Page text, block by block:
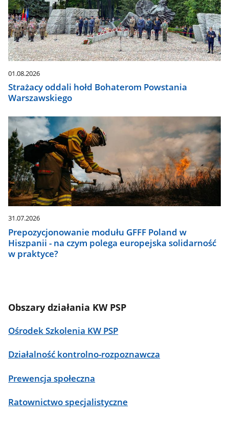
01.08.2026
Strażacy oddali hołd Bohaterom Powstania
Warszawskiego
31.07.2026
Prepozycjonowanie modułu GFFF Poland w
Hiszpanii - na czym polega europejska solidarność
w praktyce?
Obszary działania KW PSP
Ośrodek Szkolenia KW PSP
Działalność kontrolno-rozpoznawcza
Prewencja społeczna
Ratownictwo specjalistyczne